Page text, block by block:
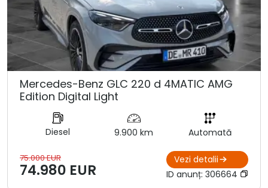
Mercedes-Benz GLC 220 d 4MATIC AMG
Edition Digital Light
Diesel 9.900 km Automată
75.000 EUR
74.980 EUR
Vezi detalii
ID anunț: 306664